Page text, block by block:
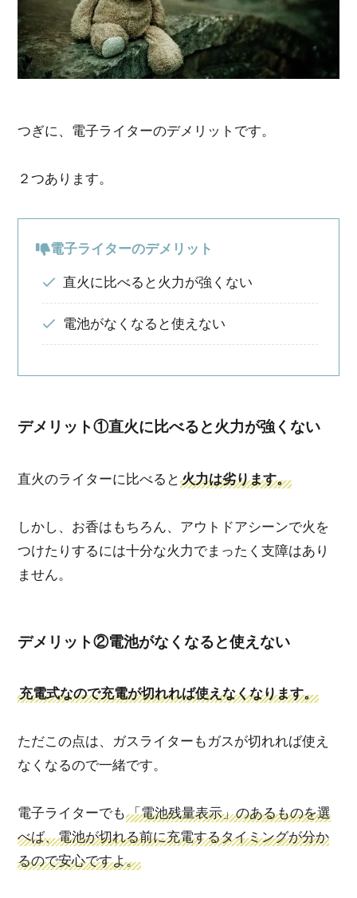
つぎに、電子ライターのデメリットです。
２つあります。
電子ライターのデメリット
直火に比べると火力が強くない
電池がなくなると使えない
デメリット①直火に比べると火力が強くない
直火のライターに比べると火力は劣ります。
しかし、 お香はもちろん、アウトドアシーンで火を
つけたりするには十分な火力でまったく支障はあり
ません。
デメリット②電池がなくなると使えない
充電式なので充電が切れれば使えなくなります。
ただこの点は、ガスライターもガスが切れれば使え
なくなるので一緒です。
電子ライターでも「電池残量表示」のあるものを選
べば、電池が切れる前に充電するタイミングが分か
るので安心ですよ。